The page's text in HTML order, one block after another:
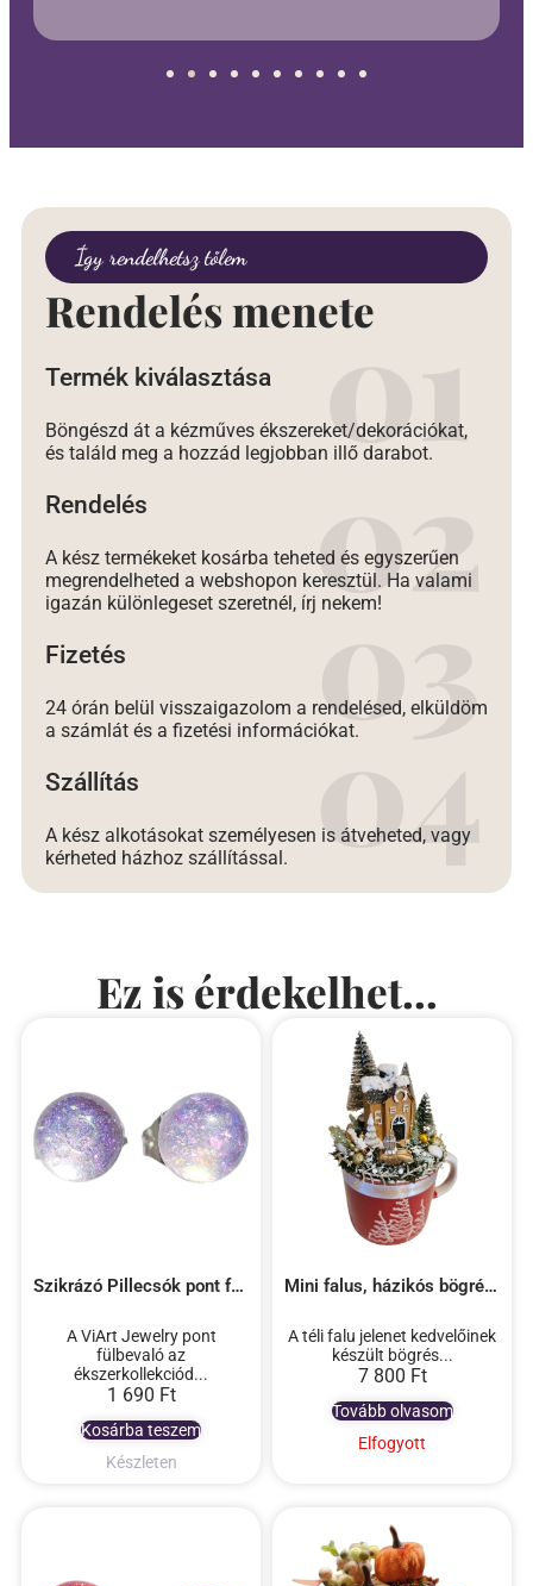
Így rendelhetsz tőlem
Rendelés menete
Termék kiválasztása
Böngészd át a kézműves ékszereket/dekorációkat,
és találd meg a hozzád legjobban illő darabot.
Rendelés
A kész termékeket kosárba teheted és egyszerűen
megrendelheted a webshopon keresztül. Ha valami
igazán különlegeset szeretnél, írj nekem!
Fizetés
24 órán belül visszaigazolom a rendelésed, elküldöm
a számlát és a fizetési információkat.
Szállítás
A kész alkotásokat személyesen is átveheted, vagy
kérheted házhoz szállítással.
Ez is érdekelhet...
Készleten
Szikrázó Pillecsók pont füli
1 690 Ft
A ViArt Jewelry pont
fülbevaló az
ékszerkollekciód...
Kosárba teszem
Elfogyott
Mini falus, házikós bögrés dekoráció – 2
7 800 Ft
A téli falu jelenet kedvelőinek
készült bögrés...
Tovább olvasom